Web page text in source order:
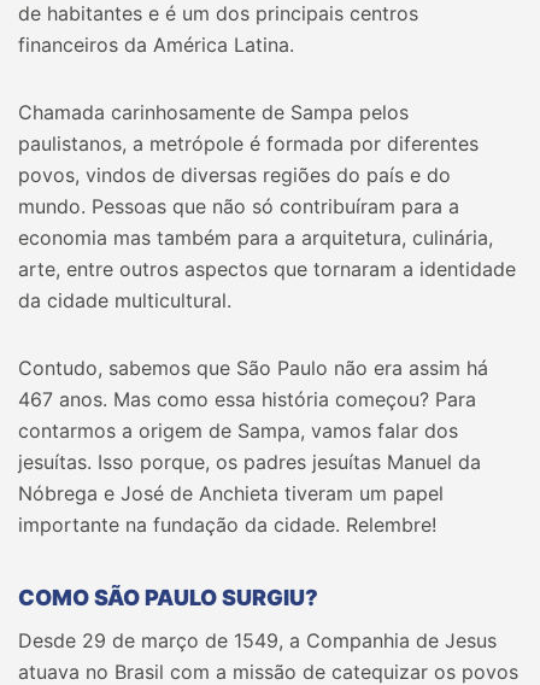
de habitantes e é um dos principais centros
financeiros da América Latina.
Chamada carinhosamente de Sampa pelos
paulistanos, a metrópole é formada por diferentes
povos, vindos de diversas regiões do país e do
mundo. Pessoas que não só contribuíram para a
economia mas também para a arquitetura, culinária,
arte, entre outros aspectos que tornaram a identidade
da cidade multicultural.
Contudo, sabemos que São Paulo não era assim há
467 anos. Mas como essa história começou? Para
contarmos a origem de Sampa, vamos falar dos
jesuítas. Isso porque, os padres jesuítas Manuel da
Nóbrega e José de Anchieta tiveram um papel
importante na fundação da cidade. Relembre!
COMO SÃO PAULO SURGIU?
Desde 29 de março de 1549, a Companhia de Jesus
atuava no Brasil com a missão de catequizar os povos